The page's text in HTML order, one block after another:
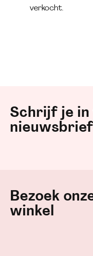
verkocht.
Schrijf je in
nieuwsbrief
Bezoek
winkel